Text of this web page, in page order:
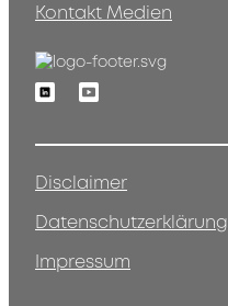
Kontakt Medien
LinkedinYoutube
Disclaimer
Datenschutzerklärung
Impressum